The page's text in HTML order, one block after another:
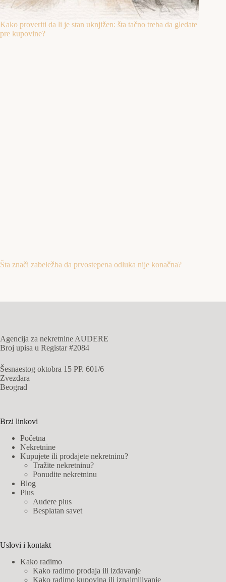
Kako proveriti da li je stan uknjižen: šta tačno treba da gledate
pre kupovine?
Šta znači zabeležba da prvostepena odluka nije konačna?
Agencija za nekretnine AUDERE
Broj upisa u Registar #2084
Šesnaestog oktobra 15 PP. 601/6
Zvezdara
Beograd
Brzi linkovi
Početna
Nekretnine
Kupujete ili prodajete nekretninu?
Tražite nekretninu?
Ponudite nekretninu
Blog
Plus
Audere plus
Besplatan savet
Uslovi i kontakt
Kako radimo
Kako radimo prodaja ili izdavanje
Kako radimo kupovina ili iznajmljivanje